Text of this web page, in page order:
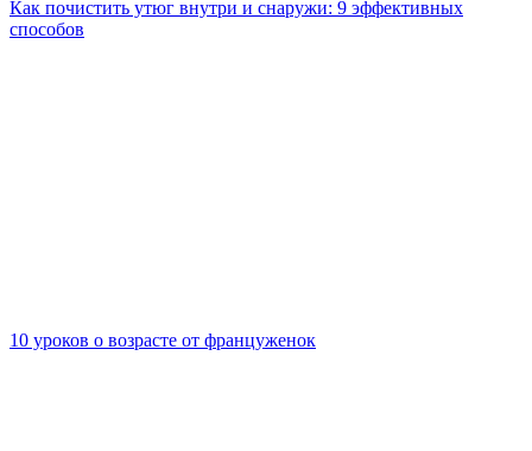
Как почистить утюг внутри и снаружи: 9 эффективных
способов
10 уроков о возрасте от француженок